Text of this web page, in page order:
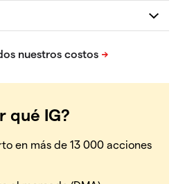
qué IG?
en más de 13 000 acciones